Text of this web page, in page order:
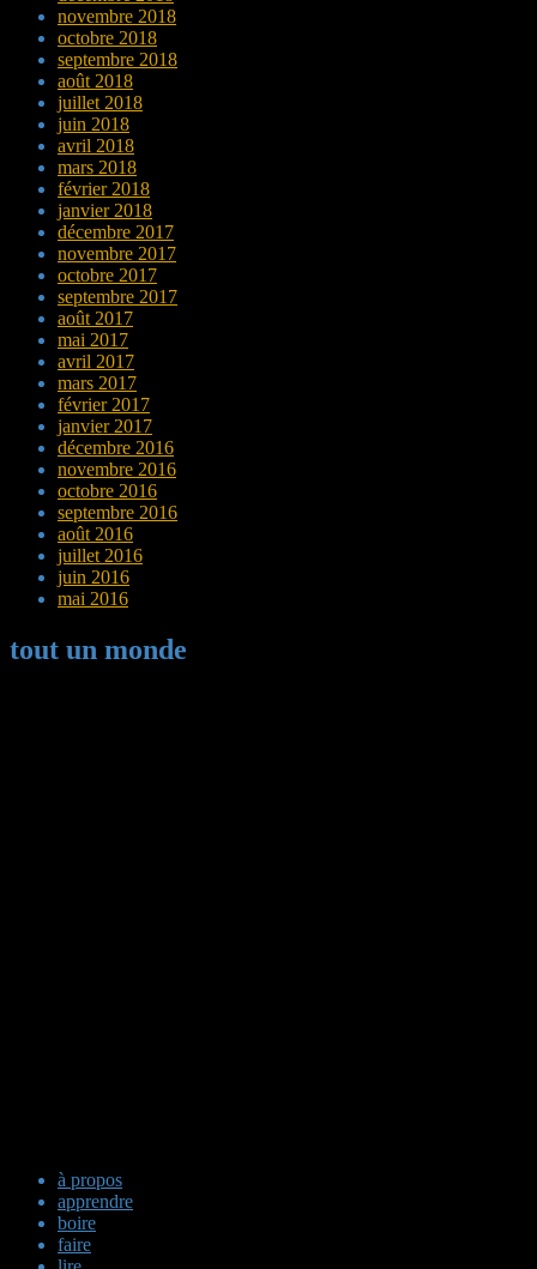
novembre 2018
octobre 2018
septembre 2018
août 2018
juillet 2018
juin 2018
avril 2018
mars 2018
février 2018
janvier 2018
décembre 2017
novembre 2017
octobre 2017
septembre 2017
août 2017
mai 2017
avril 2017
mars 2017
février 2017
janvier 2017
décembre 2016
novembre 2016
octobre 2016
septembre 2016
août 2016
juillet 2016
juin 2016
mai 2016
tout un monde
à propos
apprendre
boire
faire